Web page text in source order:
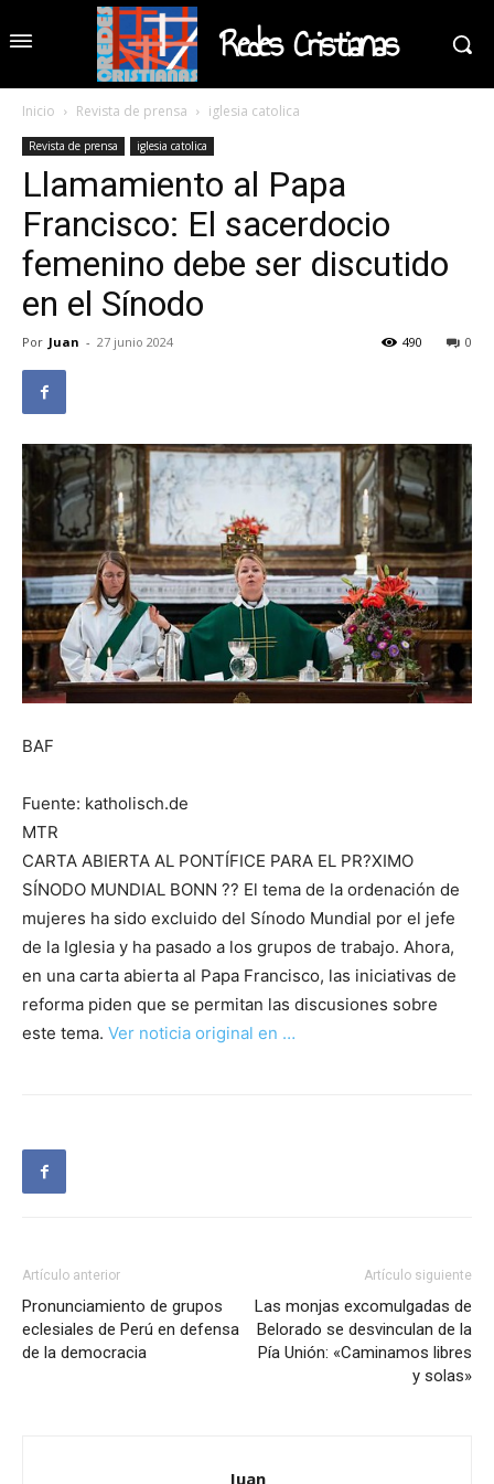
Redes Cristianas
Inicio Revista de prensa iglesia catolica
Revista de prensa iglesia catolica
Llamamiento al Papa
Francisco: El sacerdocio
femenino debe ser discutido
en el Sínodo
Por Juan - 27 junio 2024 0
490
BAF
Fuente: katholisch.de
MTR
CARTA ABIERTA AL PONTÍFICE PARA EL PR?XIMO
SÍNODO MUNDIAL BONN ?? El tema de la ordenación de
mujeres ha sido excluido del Sínodo Mundial por el jefe
de la Iglesia y ha pasado a los grupos de trabajo. Ahora,
en una carta abierta al Papa Francisco, las iniciativas de
reforma piden que se permitan las discusiones sobre
este tema. Ver noticia original en …
Artículo anterior
Pronunciamiento de grupos
eclesiales de Perú en defensa
de la democracia
Artículo siguiente
Las monjas excomulgadas de
Belorado se desvinculan de la
Pía Unión: «Caminamos libres
y solas»
Juan